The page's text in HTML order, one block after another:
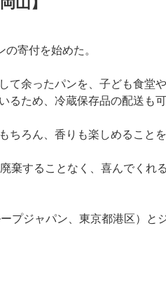
寄付を始めた。
余ったパンを、子ども食堂
ため、冷蔵保存品の配送も可
ろん、香りも楽しめること
することなく、喜んでくれ
ジャパン、東京都港区）